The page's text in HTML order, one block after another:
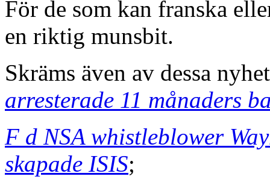
För de som kan franska
en riktig munsbit.
Skräms även av dessa
arresterade 11 månaders
F d NSA whistleblower
skapade ISIS;